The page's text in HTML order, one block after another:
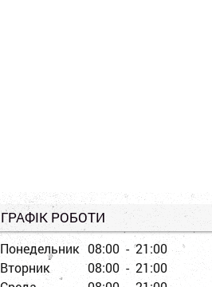
ГРАФІК РОБОТИ
Понедельник 08:00 - 21:00
Вторник
08:00 - 21:00